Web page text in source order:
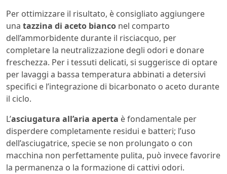
Per ottimizzare il risultato, è consigliato aggiungere
una tazzina di aceto bianco nel comparto
dell’ammorbidente durante il risciacquo, per
completare la neutralizzazione degli odori e donare
freschezza. Per i tessuti delicati, si suggerisce di optare
per lavaggi a bassa temperatura abbinati a detersivi
specifici e l’integrazione di bicarbonato o aceto durante
il ciclo.
L’asciugatura all’aria aperta è fondamentale per
disperdere completamente residui e batteri; l’uso
dell’asciugatrice, specie se non prolungato o con
macchina non perfettamente pulita, può invece favorire
la permanenza o la formazione di cattivi odori.